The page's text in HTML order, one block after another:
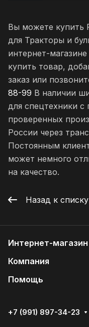
Вы можете купить
для Тракторы и
интернет-
купить товар,
заказ или
88-99 В наличии
для спецтехники с
проверенных
России через
Постоянным
может немного
на качество.
Назад к списку
Интернет-магазин
Компания
Помощь
+7 (991) 897-34-23